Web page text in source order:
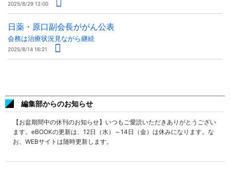
2025/8/29 12:00
日薬・原口副会長ががん公表
会務は治療状況見ながら継続
2025/8/14 16:21
編集部からのお知らせ
【お盆期間中の休刊のお知らせ】いつもご愛読いただきありがとうござい
ます。eBOOKの更新は、12日（水）～14日（金）は休みになります。な
お、WEBサイトは随時更新します。